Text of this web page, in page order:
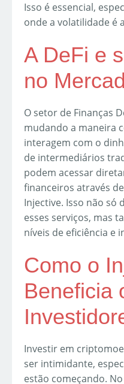
Isso é essencial,
onde a volatilidade é
A DeFi e
no
O setor de Finanças
mudando a maneira
interagem com o
de intermediários
podem acessar
financeiros através
Injective. Isso não só
esses serviços, mas
níveis de eficiência e
Como o
Beneficia
Investir em
ser intimidante,
estão começando.